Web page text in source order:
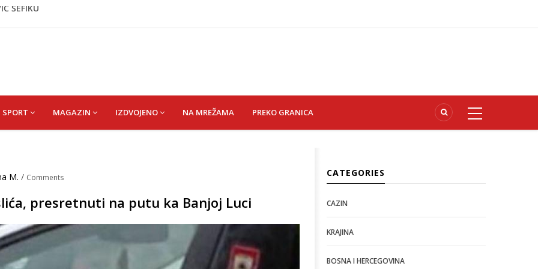
VIP događaja građanima
ŠEFIKU
SPORT MAGAZIN IZDVOJENO NA MREŽAMA PREKO GRANICA
M. / Comments
presretnuti na putu ka Banjoj Luci
CATEGORIES
CAZIN
KRAJINA
BOSNA I HERCEGOVINA